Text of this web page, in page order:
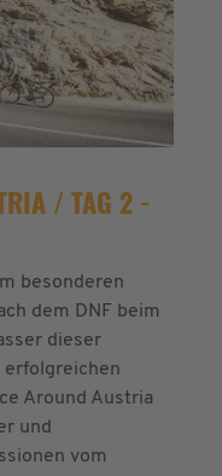
/ TAG 2 -
besonderen
dem DNF beim
dieser
erfolgreichen
Around Austria
und
vom